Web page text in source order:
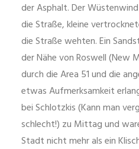
der Asphalt. Der
die Straße, kleine
die Straße wehten. Ein
der Nähe von Roswell (New
durch die Area 51 und die
etwas Aufmerksamkeit
bei Schlotzkis (Kann man
schlecht!) zu Mittag und
Stadt nicht mehr als ein